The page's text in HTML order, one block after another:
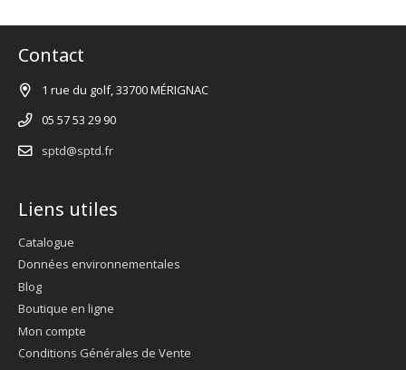
Contact
1 rue du golf, 33700 MÉRIGNAC
05 57 53 29 90
sptd@sptd.fr
Liens utiles
Catalogue
Données environnementales
Blog
Boutique en ligne
Mon compte
Conditions Générales de Vente